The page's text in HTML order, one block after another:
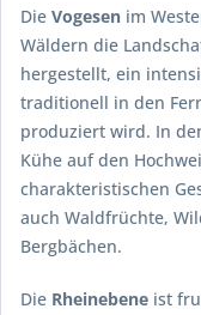
Die Vogesen im
Wäldern die
hergestellt, ein
traditionell in den
produziert wird. In
Kühe auf den
charakteristischen
auch Waldfrüchte,
Bergbächen.
Die Rheinebene ist